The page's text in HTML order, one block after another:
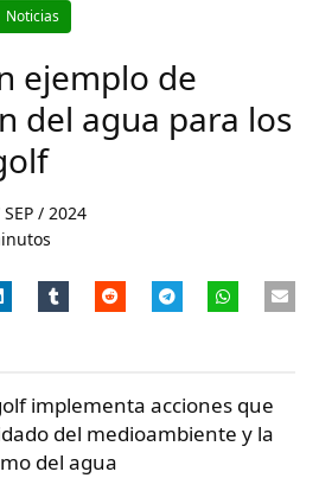
Noticias
ejemplo de
del agua para los
/ 2024
implementa acciones que
del medioambiente y la
del agua